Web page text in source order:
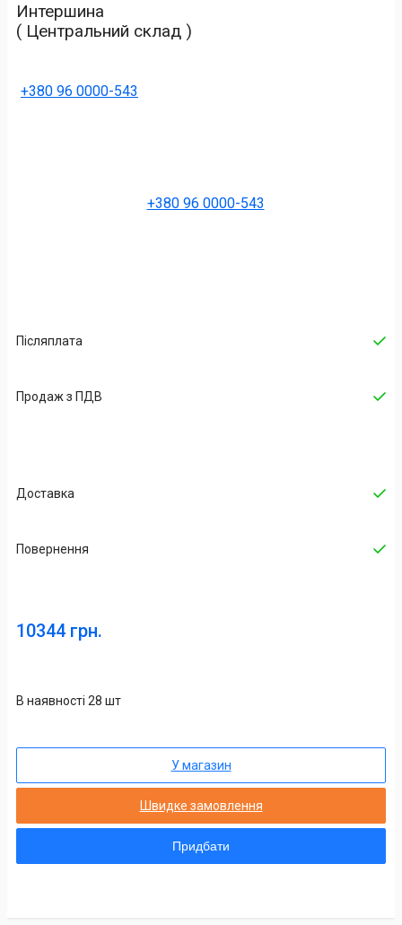
Интершина
( Центральний склад )
+380 96 0000-543
+380 96 0000-543
Післяплата
Продаж з ПДВ
Доставка
Повернення
10344 грн.
В наявності 28 шт
У магазин
Швидке замовлення
Придбати